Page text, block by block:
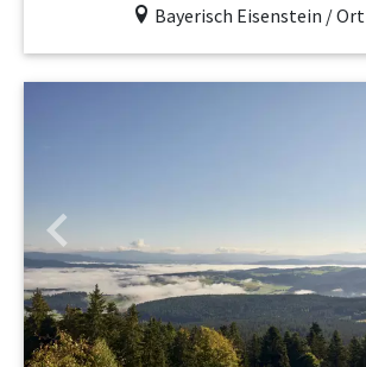
Bayerisch Eisenstein / Ort
Previous